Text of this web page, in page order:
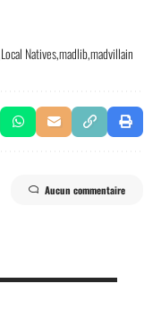
Local Nativesmadlibmadvillain
Aucun commentaire